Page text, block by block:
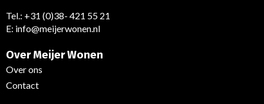
Tel.: +31 (0)38- 421 55 21
E: info@meijerwonen.nl
Over Meijer Wonen
Over ons
Contact